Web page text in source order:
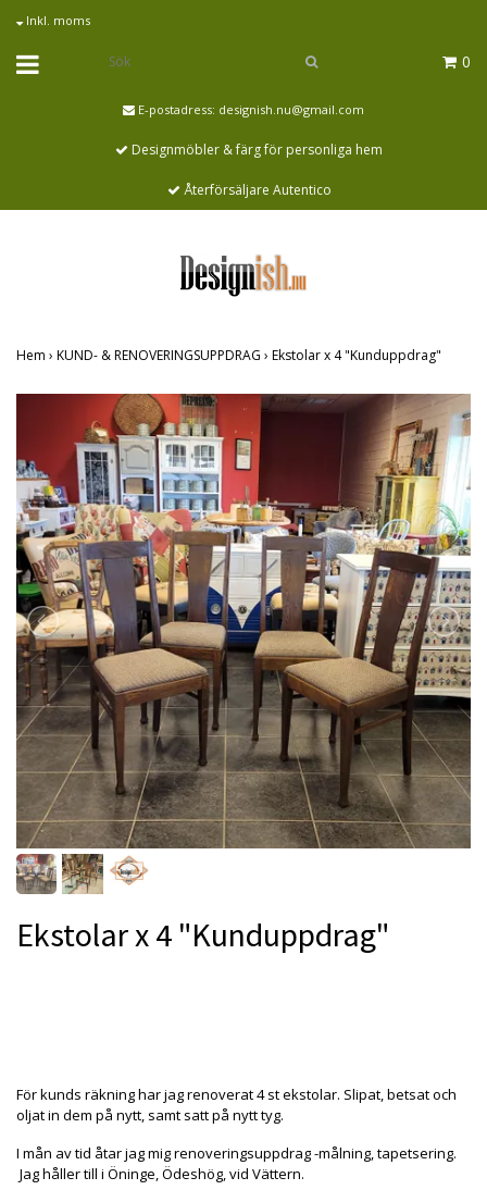
Inkl. moms
0
E-postadress: designish.nu@gmail.com
Designmöbler & färg för personliga hem
Återförsäljare Autentico
Hem › KUND- & RENOVERINGSUPPDRAG › Ekstolar x 4 "Kunduppdrag"
Ekstolar x 4 "Kunduppdrag"
För kunds räkning har jag renoverat 4 st ekstolar. Slipat, betsat och
oljat in dem på nytt, samt satt på nytt tyg.
I mån av tid åtar jag mig renoveringsuppdrag -målning, tapetsering.
Jag håller till i Öninge, Ödeshög, vid Vättern.